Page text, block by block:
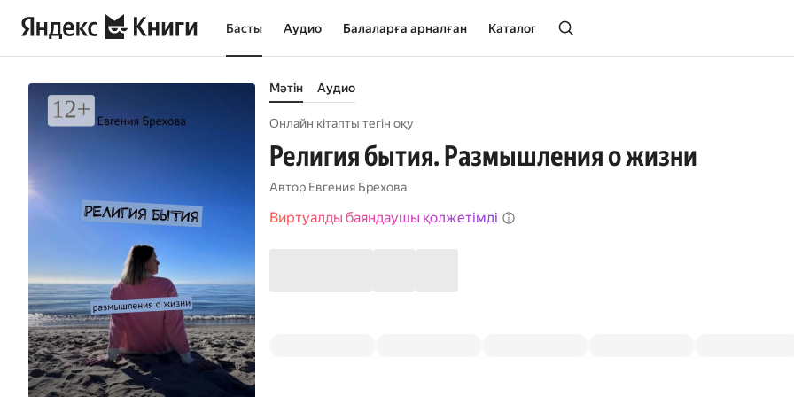
Басты Аудио Балаларға арналған Каталог
Мәтін Аудио
Онлайн кітапты тегін оқу
Религия бытия. Размышления о жизни
Автор Евгения Брехова
Виртуалды баяндаушы қолжетімді